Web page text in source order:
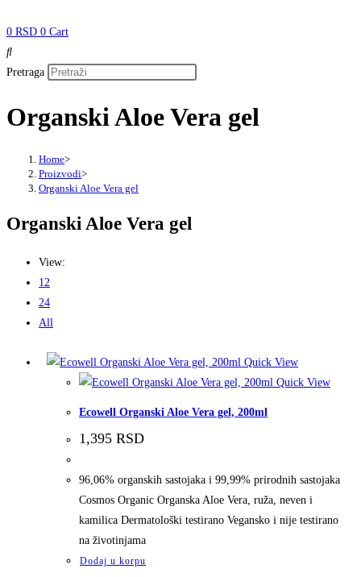
0 RSD 0 Cart
Pretraga
Organski Aloe Vera gel
Home>
Proizvodi>
Organski Aloe Vera gel
Organski Aloe Vera gel
View:
12
24
All
Quick View
Quick View
Ecowell Organski Aloe Vera gel, 200ml
1,395 RSD
96,06% organskih sastojaka i 99,99% prirodnih sastojaka
Cosmos Organic Organska Aloe Vera, ruža, neven i
kamilica Dermatološki testirano Vegansko i nije testirano
na životinjama
Dodaj u korpu